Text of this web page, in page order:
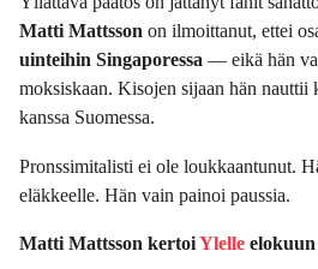
Matti Mattsson on ilmoittanut, ettei
uinteihin Singaporessa — eikä hän
moksiskaan. Kisojen sijaan hän nauttii
kanssa Suomessa.
Pronssimitalisti ei ole loukkaantunut.
eläkkeelle. Hän vain painoi paussia.
Matti Mattsson kertoiYlelle elokuun